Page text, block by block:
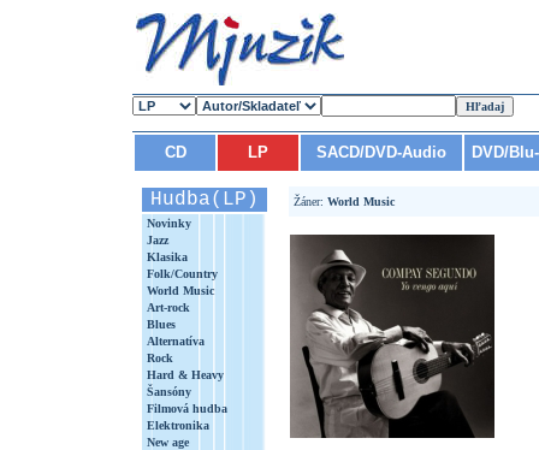
CD LP SACD/DVD-Audio DVD/
Hudba(LP)
Novinky
Jazz
Klasika
Folk/Country
World Music
Art-rock
Blues
Alternatíva
Rock
Hard & Heavy
Šansóny
Filmová hudba
Elektronika
New age
Žáner: World Music